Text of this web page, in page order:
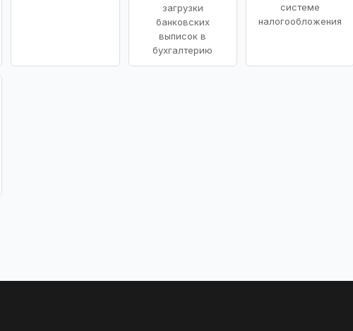
загрузки
банковских
выписок в
бухгалтерию
системе
налогообложения